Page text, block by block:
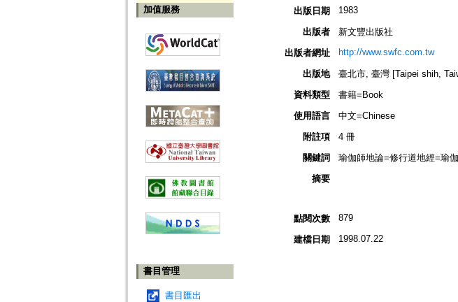
加值服務
書目管理
書目匯出
出版日期
1983
出版者
新文豐出版社
出版者網址
http://www.swfc.com.tw
出版地
臺北市, 臺灣 [Taipei shih,
資料類型
書籍=Book
使用語言
中文=Chinese
附註項
4 冊
關鍵詞
瑜伽師地論=修行道地經=瑜
摘要
點閱次數 879
建檔日期 1998.07.22